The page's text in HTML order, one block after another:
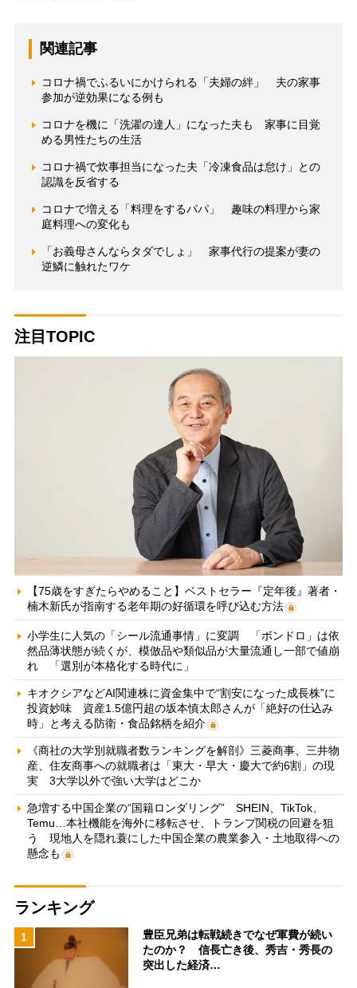
関連記事
コロナ禍でふるいにかけられる「夫婦の絆」 夫の家事
参加が逆効果になる例も
コロナを機に「洗濯の達人」になった夫も 家事に目覚
める男性たちの生活
コロナ禍で炊事担当になった夫「冷凍食品は怠け」との
認識を反省する
コロナで増える「料理をするパパ」 趣味の料理から家
庭料理への変化も
「お義母さんならタダでしょ」 家事代行の提案が妻の
逆鱗に触れたワケ
注目TOPIC
【75歳をすぎたらやめること】ベストセラー『定年後』著者・
楠木新氏が指南する老年期の好循環を呼び込む方法
小学生に人気の「シール流通事情」に変調 「ボンドロ」は依
然品薄状態が続くが、模倣品や類似品が大量流通し一部で値崩
れ 「選別が本格化する時代に」
キオクシアなどAI関連株に資金集中で“割安になった成長株”に
投資妙味 資産1.5億円超の坂本慎太郎さんが「絶好の仕込み
時」と考える防衛・食品銘柄を紹介
《商社の大学別就職者数ランキングを解剖》三菱商事、三井物
産、住友商事への就職者は「東大・早大・慶大で約6割」の現
実 3大学以外で強い大学はどこか
急増する中国企業の“国籍ロンダリング” SHEIN、TikTok、
Temu…本社機能を海外に移転させ、トランプ関税の回避を狙
う 現地人を隠れ蓑にした中国企業の農業参入・土地取得への
懸念も
ランキング
1
豊臣兄弟は転戦続きでなぜ軍費が続い
たのか？ 信長亡き後、秀吉・秀長の
突出した経済…